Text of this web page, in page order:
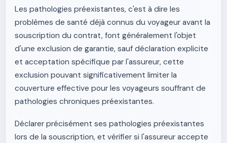
Les pathologies préexistantes, c'est à dire les
problèmes de santé déjà connus du voyageur avant la
souscription du contrat, font généralement l'objet
d'une exclusion de garantie, sauf déclaration explicite
et acceptation spécifique par l'assureur, cette
exclusion pouvant significativement limiter la
couverture effective pour les voyageurs souffrant de
pathologies chroniques préexistantes.
Déclarer précisément ses pathologies préexistantes
lors de la souscription, et vérifier si l'assureur accepte